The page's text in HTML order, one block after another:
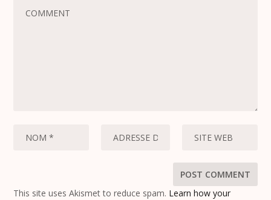
This site uses Akismet to reduce spam. Learn how your